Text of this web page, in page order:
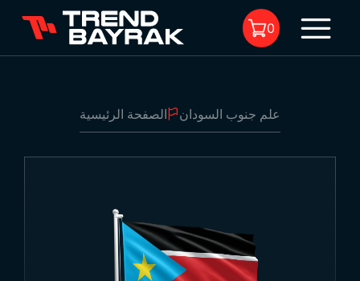
علم جنوب السودان
0
الصفحة الرئيسية علم جنوب السودان